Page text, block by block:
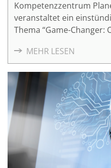
Kompetenzzentrum
veranstaltet ein
Thema “Game-Changer:
25.01.2022 von 16:30 Uhr
MEHR LESEN